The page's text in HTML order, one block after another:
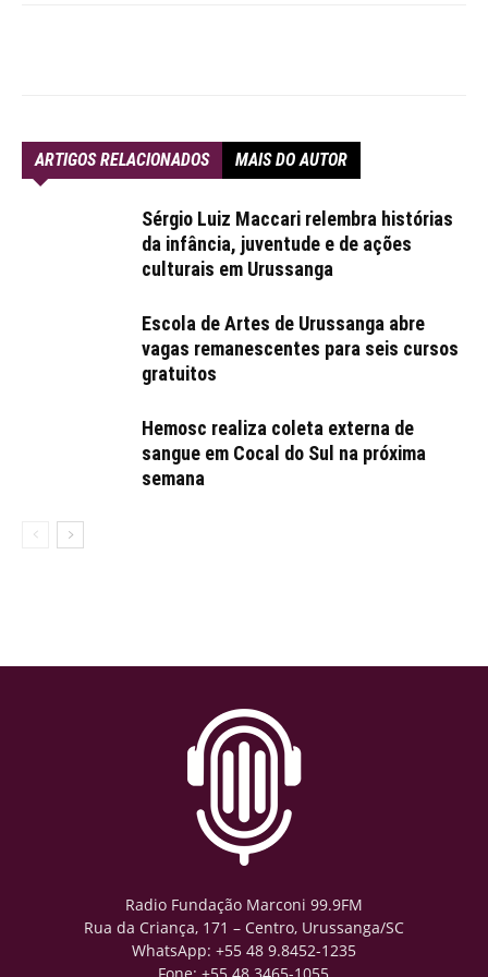
ARTIGOS RELACIONADOS MAIS DO AUTOR
Sérgio Luiz Maccari relembra histórias
da infância, juventude e de ações
culturais em Urussanga
Escola de Artes de Urussanga abre
vagas remanescentes para seis cursos
gratuitos
Hemosc realiza coleta externa de
sangue em Cocal do Sul na próxima
semana
Radio Fundação Marconi 99.9FM
Rua da Criança, 171 – Centro, Urussanga/SC
WhatsApp: +55 48 9.8452-1235